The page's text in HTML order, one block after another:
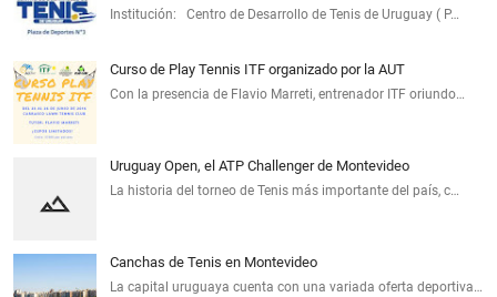
Institución: Centro de Desarrollo de Tenis de Uruguay ( P…
Curso de Play Tennis ITF organizado por la AUT
Con la presencia de Flavio Marreti, entrenador ITF oriundo…
Uruguay Open, el ATP Challenger de Montevideo
La historia del torneo de Tenis más importante del país, c…
Canchas de Tenis en Montevideo
La capital uruguaya cuenta con una variada oferta deportiva…